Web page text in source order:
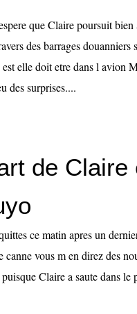
que Claire poursuit bien
des barrages douanniers
elle doit etre dans l avion
des surprises....
de Claire
ce matin apres un
canne vous m en direz des
Claire a saute dans le